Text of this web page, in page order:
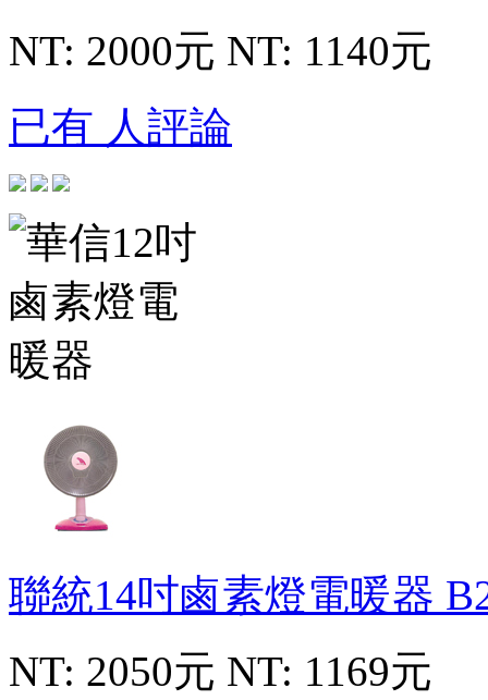
NT: 2000元 NT: 1140元
已有 人評論
聯統14吋鹵素燈電暖器
NT: 2050元 NT: 1169元